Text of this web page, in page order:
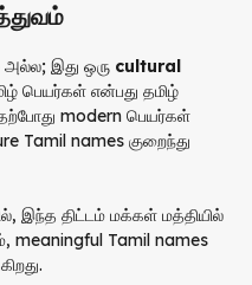
அல்ல; இது ஒரு cultural
பெயர்கள் என்பது தமிழ்
modern பெயர்கள்
Tamil names குறைந்து
இந்த திட்டம் மக்கள் மத்தியில்
meaningful Tamil names